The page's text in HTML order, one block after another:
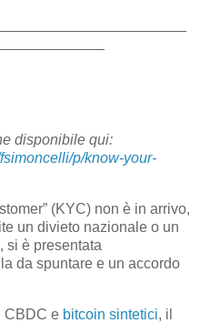
disponibile qui:
p/know-your-
(KYC) non è in arrivo,
un divieto nazionale o un
si è presentata
da spuntare e un accordo
CBDC e bitcoin sintetici, il